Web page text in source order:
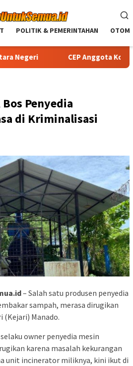
POLITIK & PEMERINTAHAN
CEP Anggota Komisi VI DPR
Penyedia
di Kriminalisasi
– Salah satu produsen penyedia
sampah, merasa dirugikan
(Kejari) Manado.
owner penyedia mesin
karena masalah kekurangan
unit incinerator miliknya, kini ikut di